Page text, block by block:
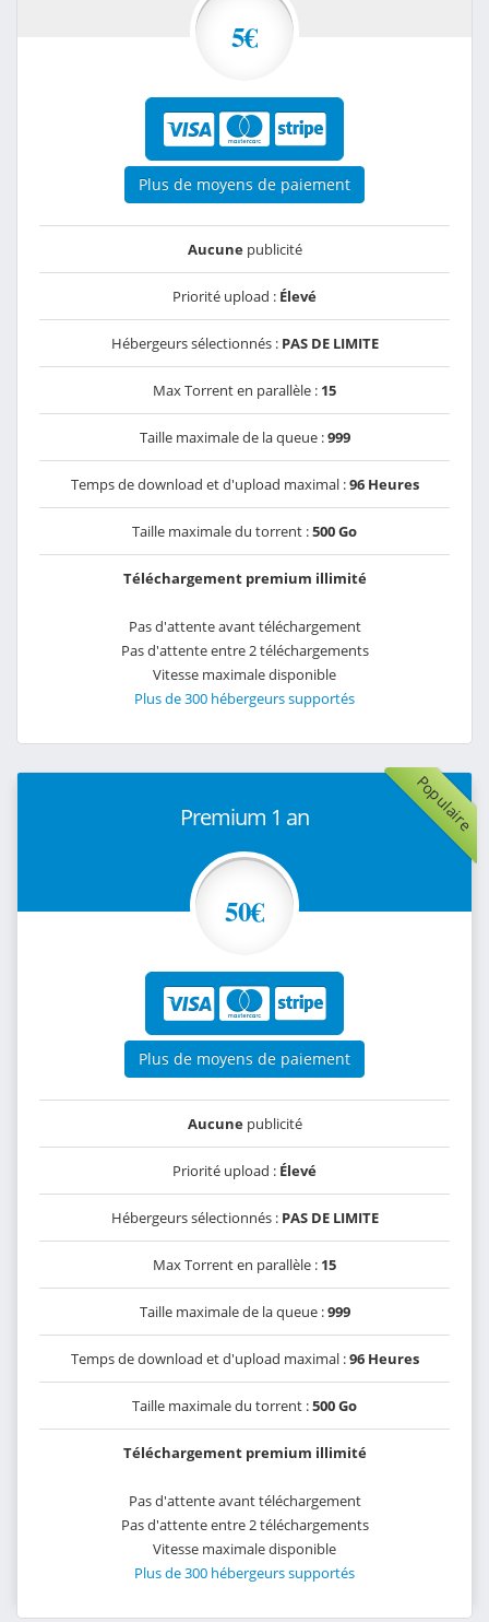
5€
Plus de moyens de paiement
Aucunepublicité
Priorité upload : Élevé
Hébergeurs sélectionnés : PAS DE LIMITE
Max Torrent en parallèle : 15
Taille maximale de la queue :999
Temps de download et d'upload maximal :96 Heures
Taille maximale du torrent :500 Go
Téléchargement premium illimité
Pas d'attente avant téléchargement
Pas d'attente entre 2 téléchargements
Vitesse maximale disponible
Plus de 300 hébergeurs supportés
Populaire
Premium 1 an
50€
Plus de moyens de paiement
Aucunepublicité
Priorité upload : Élevé
Hébergeurs sélectionnés : PAS DE LIMITE
Max Torrent en parallèle : 15
Taille maximale de la queue :999
Temps de download et d'upload maximal :96 Heures
Taille maximale du torrent :500 Go
Téléchargement premium illimité
Pas d'attente avant téléchargement
Pas d'attente entre 2 téléchargements
Vitesse maximale disponible
Plus de 300 hébergeurs supportés